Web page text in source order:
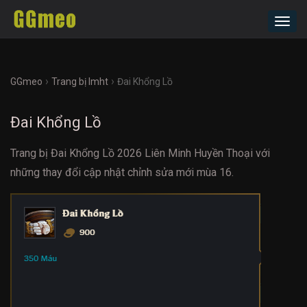
GGmeo › Trang bị lmht › Đai Khổng Lồ
Đai Khổng Lồ
Trang bị Đai Khổng Lồ 2026 Liên Minh Huyền Thoại với
những thay đổi cập nhật chỉnh sửa mới mùa 16.